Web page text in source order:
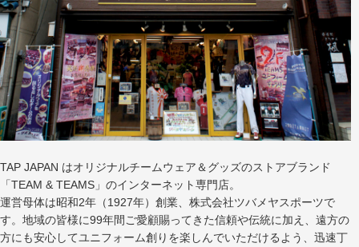
TAP JAPAN はオリジナルチームウェア＆グッズのストアブランド
「TEAM & TEAMS」のインターネット専門店。
運営母体は昭和2年（1927年）創業、株式会社ツバメヤスポーツで
す。地域の皆様に99年間ご愛顧賜ってきた信頼や伝統に加え、遠方の
方にも安心してユニフォーム創りを楽しんでいただけるよう、迅速丁